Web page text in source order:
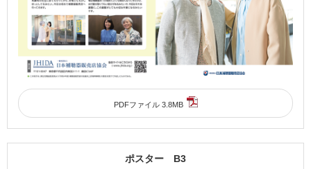
PDFファイル 3.8MB
ポスター B3